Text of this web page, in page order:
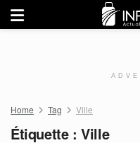
Home Tag Ville
Étiquette :Ville